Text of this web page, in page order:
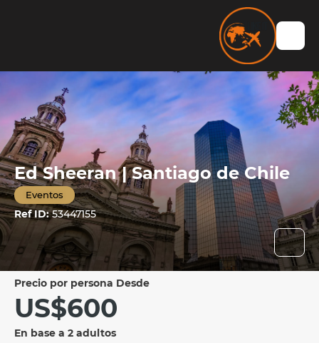
Ed Sheeran | Santiago de Chile
Eventos
Ref ID:53447155
precio por persona Desde
US$600
En base a 2 adultos